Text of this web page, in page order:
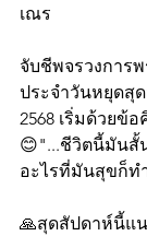
เณร
จับชีพจรวงการ
ประจำวันหยุดสุ
2568 เริ่มด้วยข้
😊"...ชีวิตนี้มันสั้
อะไรที่มันสุขก็ท
🙏สุดสัปดาห์นี้แ